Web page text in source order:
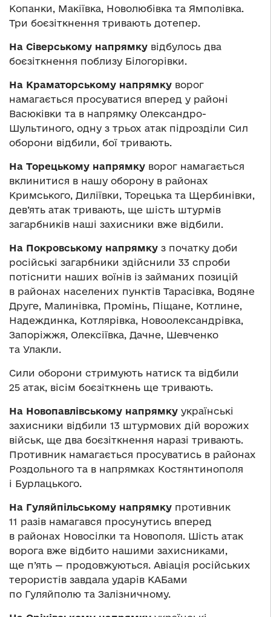
Копанки, Макіївка, Новолюбівка та Ямполівка.
Три боєзіткнення тривають дотепер.
На Сіверському напрямку відбулось два
боєзіткнення поблизу Білогорівки.
На Краматорському напрямку ворог
намагається просуватися вперед у районі
Васюківки та в напрямку Олександро-
Шультиного, одну з трьох атак підрозділи Сил
оборони відбили, бої тривають.
На Торецькому напрямку ворог намагається
вклинитися в нашу оборону в районах
Кримського, Диліївки, Торецька та Щербинівки,
дев’ять атак тривають, ще шість штурмів
загарбників наші захисники вже відбили.
На Покровському напрямку з початку доби
російські загарбники здійснили 33 спроби
потіснити наших воїнів із займаних позицій
в районах населених пунктів Тарасівка, Водяне
Друге, Малинівка, Промінь, Піщане, Котлине,
Надеждинка, Котлярівка, Новоолександрівка,
Запоріжжя, Олексіївка, Дачне, Шевченко
та Улакли.
Сили оборони стримують натиск та відбили
25 атак, вісім боєзіткнень ще тривають.
На Новопавлівському напрямку українські
захисники відбили 13 штурмових дій ворожих
військ, ще два боєзіткнення наразі тривають.
Противник намагається просуватись в районах
Роздольного та в напрямках Костянтинополя
і Бурлацького.
На Гуляйпільському напрямку противник
11 разів намагався просунутись вперед
в районах Новосілки та Новополя. Шість атак
ворога вже відбито нашими захисниками,
ще п’ять — продовжуються. Авіація російських
терористів завдала ударів КАБами
по Гуляйполю та Залізничному.